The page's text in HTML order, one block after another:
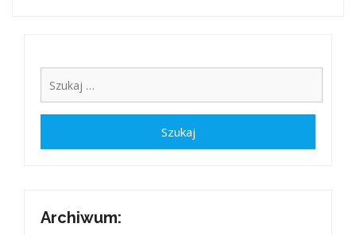
Archiwum: